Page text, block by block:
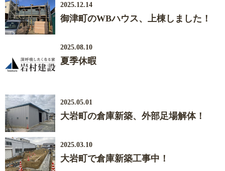
2025.12.14
御津町のWBハウス、上棟しました！
2025.08.10
夏季休暇
2025.05.01
大岩町の倉庫新築、外部足場解体！
2025.03.10
大岩町で倉庫新築工事中！